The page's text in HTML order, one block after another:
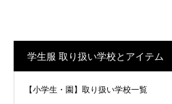
学生服 取り扱い学校とアイテム
【小学生・園】取り扱い学校一覧